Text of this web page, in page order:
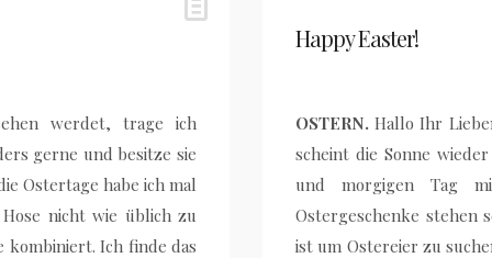
werdet, trage ich
gerne und besitze sie
Ostertage habe ich mal
nicht wie üblich zu
kombiniert. Ich finde das
Happy Easter!
OSTERN. Hallo Ihr
scheint die Sonne
und morgigen Tag
Ostergeschenke stehen
ist um Ostereier zu